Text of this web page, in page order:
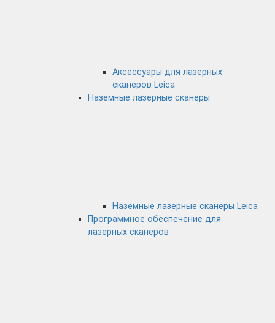
Аксессуары для лазерных
сканеров Leica
Наземные лазерные сканеры
Наземные лазерные сканеры Leica
Программное обеспечение для
лазерных сканеров